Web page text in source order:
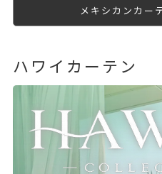
メキシカンカー
ハワイカーテン